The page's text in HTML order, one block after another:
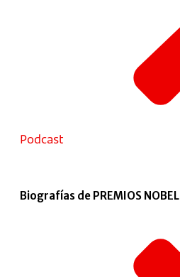
Podcast
Biografías de PREMIOS NOBEL